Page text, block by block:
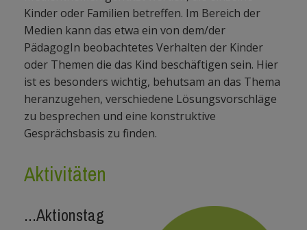
Kinder oder Familien betreffen. Im Bereich der
Medien kann das etwa ein von dem/der
PädagogIn beobachtetes Verhalten der Kinder
oder Themen die das Kind beschäftigen sein. Hier
ist es besonders wichtig, behutsam an das Thema
heranzugehen, verschiedene Lösungsvorschläge
zu besprechen und eine konstruktive
Gesprächsbasis zu finden.
Aktivitäten
...Aktionstag